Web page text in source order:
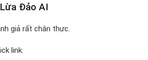
Đảo AI
giả rất chân thực.
link.